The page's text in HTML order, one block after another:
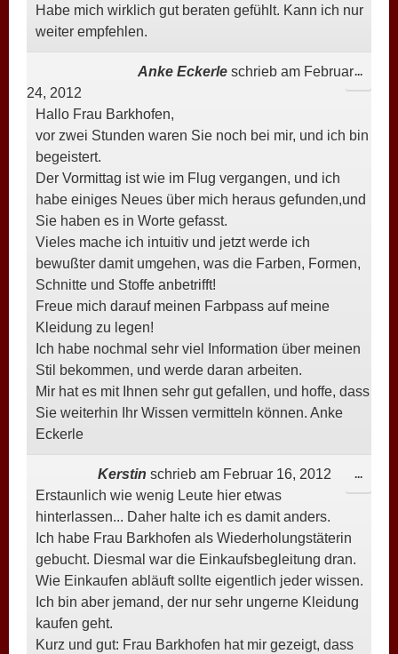
Habe mich wirklich gut beraten gefühlt. Kann ich nur
weiter empfehlen.
EIN-/
Anke Eckerle schrieb am Februar
24, 2012
Hallo Frau Barkhofen,
vor zwei Stunden waren Sie noch bei mir, und ich bin
begeistert.
Der Vormittag ist wie im Flug vergangen, und ich
habe einiges Neues über mich heraus gefunden,und
Sie haben es in Worte gefasst.
Vieles mache ich intuitiv und jetzt werde ich
bewußter damit umgehen, was die Farben, Formen,
Schnitte und Stoffe anbetrifft!
Freue mich darauf meinen Farbpass auf meine
Kleidung zu legen!
Ich habe nochmal sehr viel Information über meinen
Stil bekommen, und werde daran arbeiten.
Mir hat es mit Ihnen sehr gut gefallen, und hoffe, dass
Sie weiterhin Ihr Wissen vermitteln können. Anke
Eckerle
...DIESE
Kerstin schrieb am Februar 16, 2012
Erstaunlich wie wenig Leute hier etwas
hinterlassen... Daher halte ich es damit anders.
Ich habe Frau Barkhofen als Wiederholungstäterin
gebucht. Diesmal war die Einkaufsbegleitung dran.
Wie Einkaufen abläuft sollte eigentlich jeder wissen.
Ich bin aber jemand, der nur sehr ungerne Kleidung
kaufen geht.
Kurz und gut: Frau Barkhofen hat mir gezeigt, dass
...DIESE